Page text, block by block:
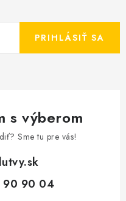
PRIHLÁSIŤ SA
s výberom
Sme tu pre vás!
90 90 04